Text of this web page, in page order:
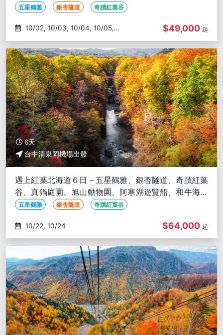
螃蟹吃到飽-台中出發
五星鶴雅 銀杏隧道 奇蹟紅葉谷
10/06
$49,000 起
6天
台中清泉岡機場出發
遇上紅葉北海道６日－五星鶴雅、銀杏隧道、奇蹟紅葉
谷、真鍋庭園、旭山動物園、阿寒湖遊覽船、和牛海鮮
螃蟹吃到飽-台中出發
五星鶴雅 銀杏隧道 奇蹟紅葉谷
10/22, 10/24 $64,000 起